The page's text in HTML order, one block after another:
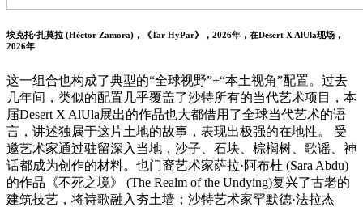
埃克托·扎莫拉 (Héctor Zamora)，《Tar HyPar》，2026年，在Desert X AlUla现场，
2026年
这一组合也构成了典型的“全球视野”+“本土视角”配置。过去
几年间，类似的配置几乎覆盖了沙特所有的当代艺术项目，本
届Desert X AlUla展出的作品也大都借用了全球当代艺术的语
言，讲述独属于这片土地的故事，表现出极强的在地性。 受
邀艺术家通过驻留深入当地，沙子、石块、棕榈树、歌谣、神
话都成为创作的材料。也门裔艺术家萨拉·阿布杜 (Sara Abdu)
的作品《不死之境》 (The Realm of the Undying)复兴了古老的
建筑技艺，将诗歌融入夯土墙；沙特艺术家罕默德·法拉杰